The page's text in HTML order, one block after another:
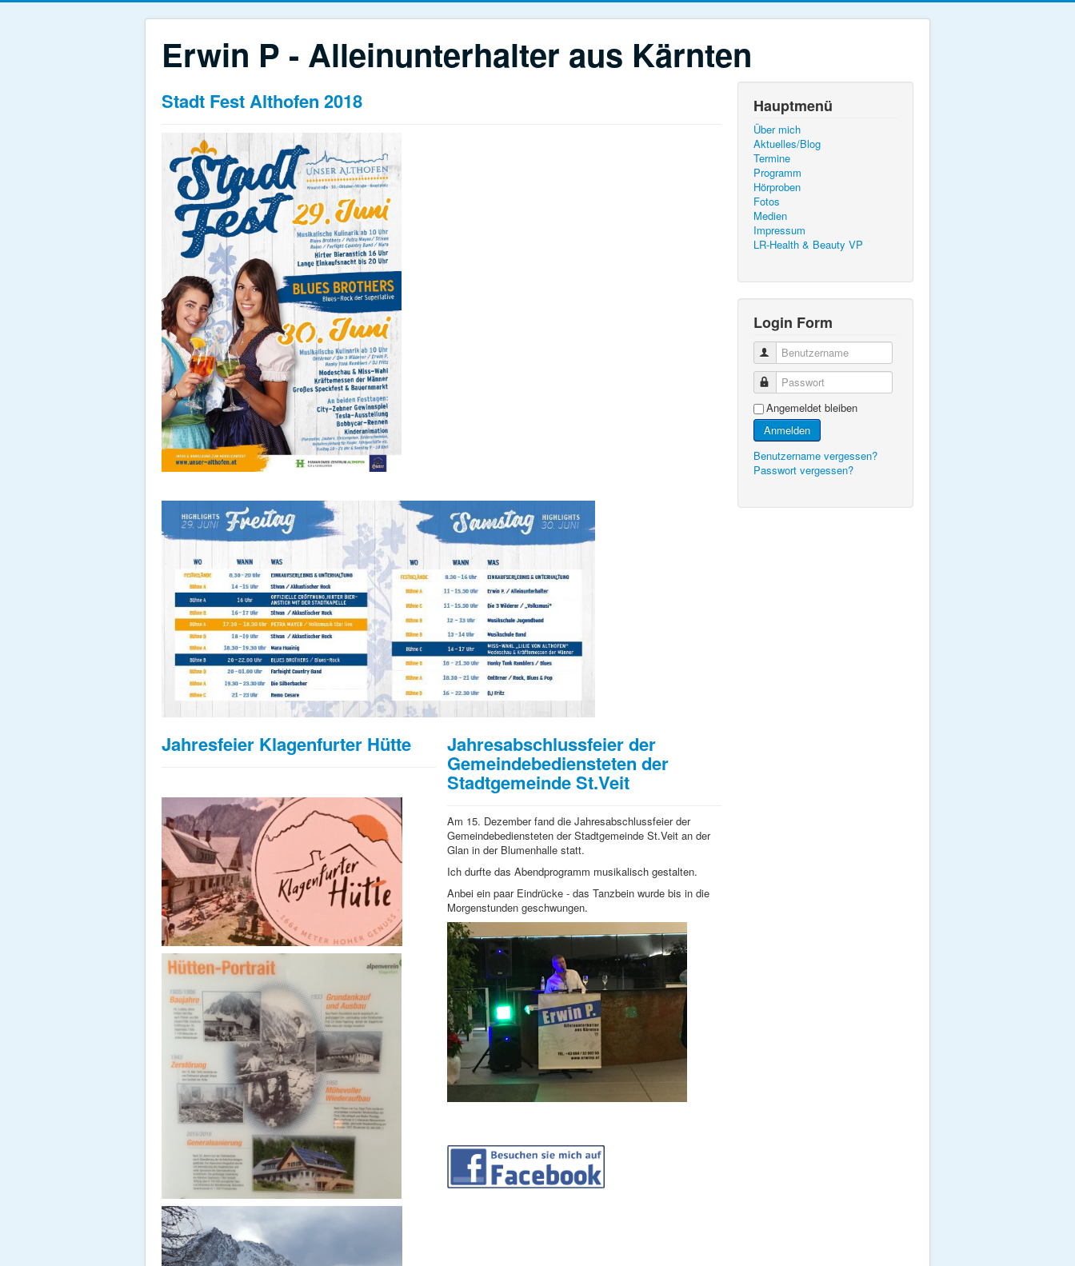
Erwin P - Alleinunterhalter aus Kärnten
Stadt Fest Althofen 2018
Jahresfeier Klagenfurter Hütte Jahresabschlussfeier der
Gemeindebediensteten der
Stadtgemeinde St.Veit
Am 15. Dezember fand die Jahresabschlussfeier der
Gemeindebediensteten der Stadtgemeinde St.Veit an der
Glan in der Blumenhalle statt.
Ich durfte das Abendprogramm musikalisch gestalten.
Anbei ein paar Eindrücke - das Tanzbein wurde bis in die
Morgenstunden geschwungen.
Hauptmenü
Über mich
Aktuelles/Blog
Termine
Programm
Hörproben
Fotos
Medien
Impressum
LR-Health & Beauty VP
Login Form
Benutzername
Passwort
Angemeldet bleiben
Anmelden
Benutzername vergessen?
Passwort vergessen?